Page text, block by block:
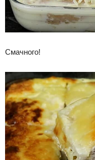
Смачного!